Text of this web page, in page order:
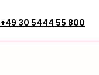
+49 30 5444 55 800